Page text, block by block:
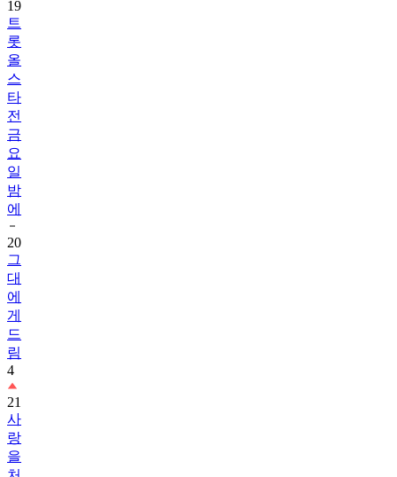
19
트
롯
올
스
타
전
금
요
일
밤
에
20
그
대
에
게
드
림
4
21
사
랑
을